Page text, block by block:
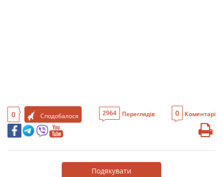
0 Сподобалося 2964 Переглядів 0 Коментарі
Подякувати